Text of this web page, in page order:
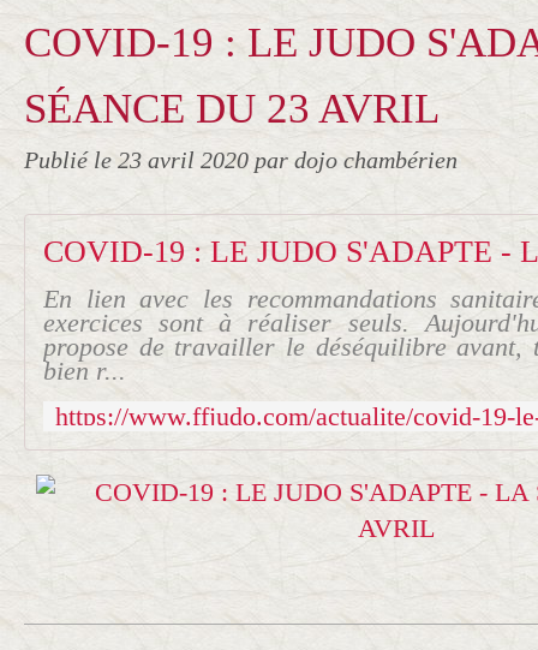
COVID-19 : LE JUDO
SÉANCE DU 23 AVRIL
Publié le 23 avril 2020 par dojo chambérien
En lien avec les recommandations
exercices sont à réaliser seuls.
propose de travailler le déséquilibre avant,
bien r...